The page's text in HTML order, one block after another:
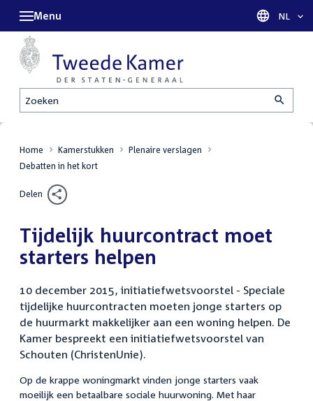
Zoeken
Menu Taal
NL
Home Kamerstukken
Plenaire verslagen
Debatten in het kort
Delen
Tijdelijk huurcontract moet
starters helpen
10 december 2015, initiatiefwetsvoorstel - Speciale
tijdelijke huurcontracten moeten jonge starters op
de huurmarkt makkelijker aan een woning helpen. De
Kamer bespreekt een initiatiefwetsvoorstel van
Schouten (ChristenUnie).
Op de krappe woningmarkt vinden jonge starters vaak
moeilijk een betaalbare sociale huurwoning. Met haar